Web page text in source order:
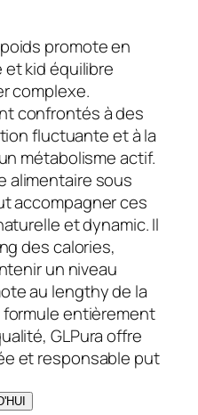
promote en
kid équilibre
complexe.
confrontés à des
fluctuante et à la
métabolisme actif.
alimentaire sous
accompagner ces
et dynamic. Il
des calories,
un niveau
au lengthy de la
formule entièrement
GLPura offre
et responsable put